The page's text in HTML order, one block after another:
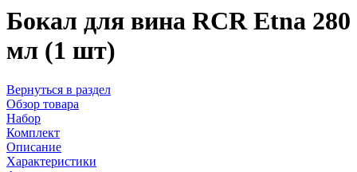
Бокал для вина RCR Etna 280
мл (1 шт)
Вернуться в раздел
Обзор товара
Набор
Комплект
Описание
Характеристики